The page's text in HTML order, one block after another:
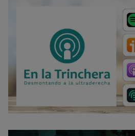
Opciones de cookies
Rechazar cookies